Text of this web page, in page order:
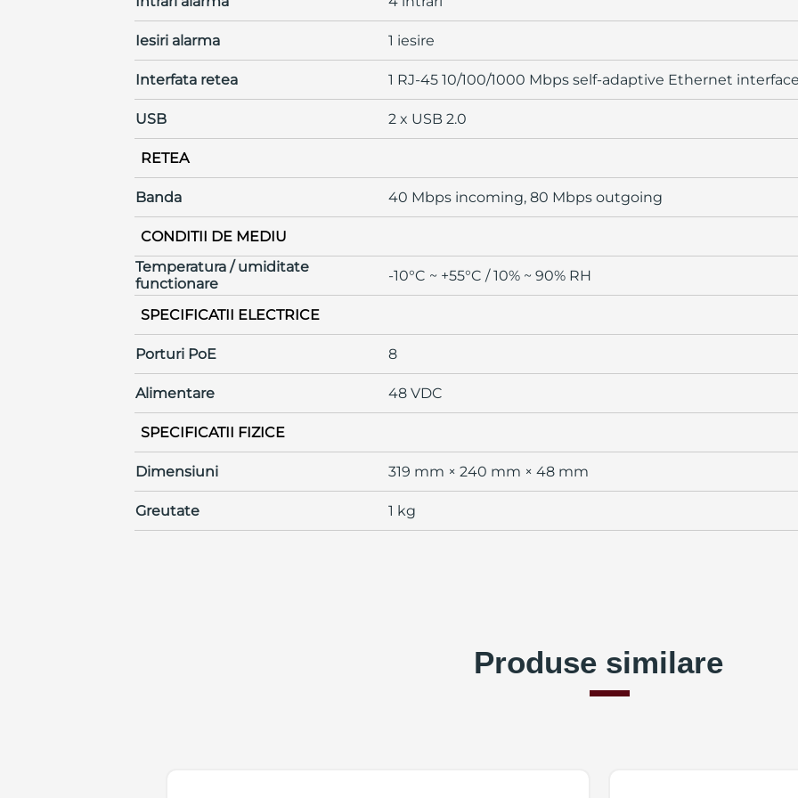
Iesiri alarma 1 iesire
Interfata retea 1 RJ-45 10/100/1000 Mbps self-adaptive Ethernet
USB 2 x USB 2.0
RETEA
Banda 40 Mbps incoming, 80 Mbps outgoing
CONDITII DE MEDIU
Temperatura / umiditate
functionare
-10°C ~ +55°C / 10% ~ 90% RH
SPECIFICATII ELECTRICE
Porturi PoE 8
Alimentare 48 VDC
SPECIFICATII FIZICE
Dimensiuni 319 mm × 240 mm × 48 mm
Greutate 1 kg
Produse similare